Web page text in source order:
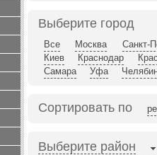
Выберите город
Все Москва
Санкт-
Киев
Краснодар
Самара
Уфа
Сортировать по
Выберите район